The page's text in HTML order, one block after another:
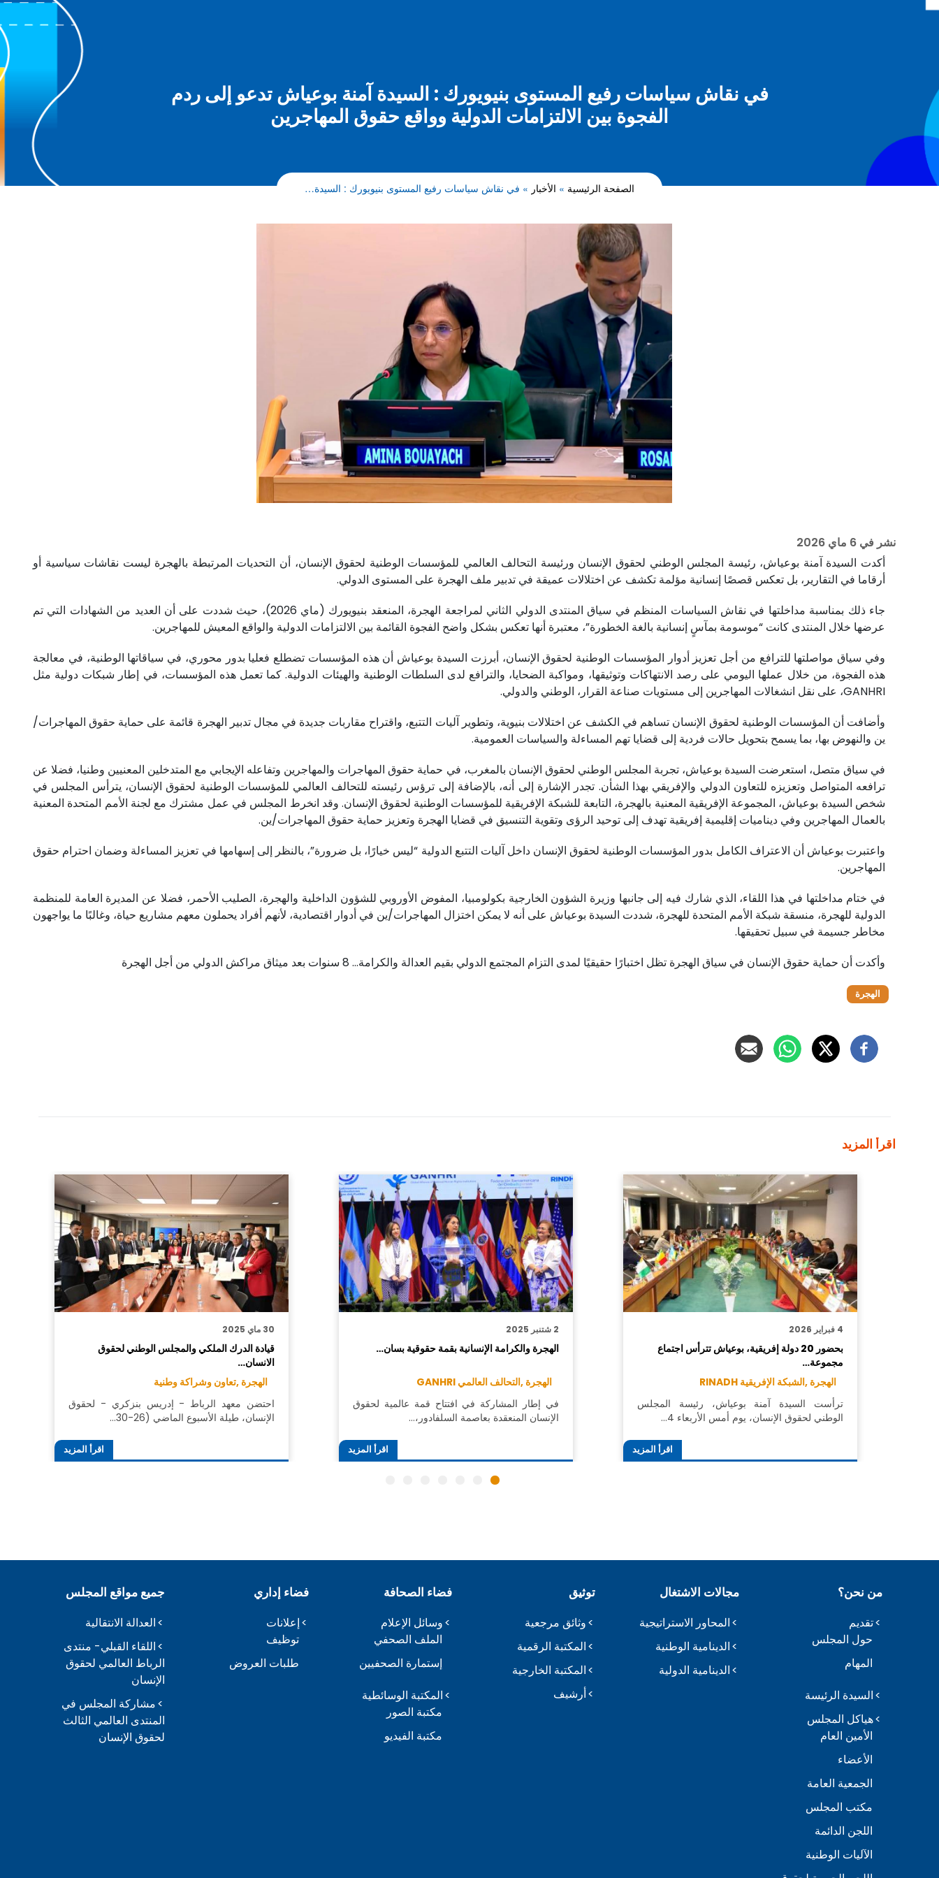
في نقاش سياسات رفيع المستوى بنيويورك : السيدة آمنة بوعياش تدعو إلى ردم
الفجوة بين الالتزامات الدولية وواقع حقوق المهاجرين
الصفحة الرئيسية الأخبار في نقاش سياسات رفيع المستوى بنيويورك : السيدة…
نشر في 6 ماي 2026
أكدت السيدة آمنة بوعياش، رئيسة المجلس الوطني لحقوق الإنسان ورئيسة التحالف العالمي للمؤسسات الوطنية لحقوق الإنسان، أن التحديات المرتبطة بالهجرة ليست نقاشات سياسية أو
أرقاما في التقارير، بل تعكس قصصًا إنسانية مؤلمة تكشف عن اختلالات عميقة في تدبير ملف الهجرة على المستوى الدولي.
جاء ذلك بمناسبة مداخلتها في نقاش السياسات المنظم في سياق المنتدى الدولي الثاني لمراجعة الهجرة، المنعقد بنيويورك (ماي 2026)، حيث شددت على أن العديد من الشهادات التي تم
عرضها خلال المنتدى كانت “موسومة بمآسٍ إنسانية بالغة الخطورة”، معتبرة أنها تعكس بشكل واضح الفجوة القائمة بين الالتزامات الدولية والواقع المعيش للمهاجرين.
وفي سياق مواصلتها للترافع من أجل تعزيز أدوار المؤسسات الوطنية لحقوق الإنسان، أبرزت السيدة بوعياش أن هذه المؤسسات تضطلع فعليا بدور محوري، في سياقاتها الوطنية، في معالجة
هذه الفجوة، من خلال عملها اليومي على رصد الانتهاكات وتوثيقها، ومواكبة الضحايا، والترافع لدى السلطات الوطنية والهيئات الدولية. كما تعمل هذه المؤسسات، في إطار شبكات دولية مثل
GANHRI، على نقل انشغالات المهاجرين إلى مستويات صناعة القرار، الوطني والدولي.
وأضافت أن المؤسسات الوطنية لحقوق الإنسان تساهم في الكشف عن اختلالات بنيوية، وتطوير آليات التتبع، واقتراح مقاربات جديدة في مجال تدبير الهجرة قائمة على حماية حقوق المهاجرات/
ين والنهوض بها، بما يسمح بتحويل حالات فردية إلى قضايا تهم المساءلة والسياسات العمومية.
في سياق متصل، استعرضت السيدة بوعياش، تجربة المجلس الوطني لحقوق الإنسان بالمغرب، في حماية حقوق المهاجرات والمهاجرين وتفاعله الإيجابي مع المتدخلين المعنيين وطنيا، فضلا عن
ترافعه المتواصل وتعزيزه للتعاون الدولي والإفريقي بهذا الشأن. تجدر الإشارة إلى أنه، بالإضافة إلى ترؤس رئيسته للتحالف العالمي للمؤسسات الوطنية لحقوق الإنسان، يترأس المجلس في
شخص السيدة بوعياش، المجموعة الإفريقية المعنية بالهجرة، التابعة للشبكة الإفريقية للمؤسسات الوطنية لحقوق الإنسان. وقد انخرط المجلس في عمل مشترك مع لجنة الأمم المتحدة المعنية
بالعمال المهاجرين وفي ديناميات إقليمية إفريقية تهدف إلى توحيد الرؤى وتقوية التنسيق في قضايا الهجرة وتعزيز حماية حقوق المهاجرات/ين.
واعتبرت بوعياش أن الاعتراف الكامل بدور المؤسسات الوطنية لحقوق الإنسان داخل آليات التتبع الدولية “ليس خيارًا، بل ضرورة”، بالنظر إلى إسهامها في تعزيز المساءلة وضمان احترام حقوق
المهاجرين.
في ختام مداخلتها في هذا اللقاء، الذي شارك فيه إلى جانبها وزيرة الشؤون الخارجية بكولومبيا، المفوض الأوروبي للشؤون الداخلية والهجرة، الصليب الأحمر، فضلا عن المديرة العامة للمنظمة
الدولية للهجرة، منسقة شبكة الأمم المتحدة للهجرة، شددت السيدة بوعياش على أنه لا يمكن اختزال المهاجرات/ين في أدوار اقتصادية، لأنهم أفراد يحملون معهم مشاريع حياة، وغالبًا ما يواجهون
مخاطر جسيمة في سبيل تحقيقها.
وأكدت أن حماية حقوق الإنسان في سياق الهجرة تظل اختبارًا حقيقيًا لمدى التزام المجتمع الدولي بقيم العدالة والكرامة… 8 سنوات بعد ميثاق مراكش الدولي من أجل الهجرة
الهجرة
اقرأ المزيد
4 فبراير 2026
بحضور 20 دولة إفريقية، بوعياش تترأس اجتماع
مجموعة…
الهجرة ,الشبكة الإفريقية RINADH
ترأست السيدة آمنة بوعياش، رئيسة المجلس
الوطني لحقوق الإنسان، يوم أمس الأربعاء 4…
اقرأ المزيد
2 شتنبر 2025
الهجرة والكرامة الإنسانية بقمة حقوقية بسان…
الهجرة ,التحالف العالمي GANHRI
في إطار المشاركة في افتتاح قمة عالمية لحقوق
الإنسان المنعقدة بعاصمة السلفادور،…
اقرأ المزيد
30 ماي 2025
قيادة الدرك الملكي والمجلس الوطني لحقوق
الانسان…
الهجرة ,تعاون وشراكة وطنية
احتضن معهد الرباط - إدريس بنزكري - لحقوق
الإنسان، طيلة الأسبوع الماضي (26-30…
اقرأ المزيد
من نحن؟
تقديم
حول المجلس
المهام
السيدة الرئيسة
هياكل المجلس
الأمين العام
الأعضاء
الجمعية العامة
مكتب المجلس
اللجن الدائمة
الآليات الوطنية
مجالات الاشتغال
المحاور الاستراتيجية
الدينامية الوطنية
الدينامية الدولية
توثيق
وثائق مرجعية
المكتبة الرقمية
المكتبة الخارجية
أرشيف
فضاء الصحافة
وسائل الإعلام
الملف الصحفي
إستمارة الصحفيين
المكتبة الوسائطية
مكتبة الصور
مكتبة الفيديو
فضاء إداري
إعلانات
توظيف
طلبات العروض
جميع مواقع المجلس
العدالة الانتقالية
اللقاء القبلي- منتدى
الرباط العالمي لحقوق
الإنسان
مشاركة المجلس في
المنتدى العالمي الثالث
لحقوق الإنسان